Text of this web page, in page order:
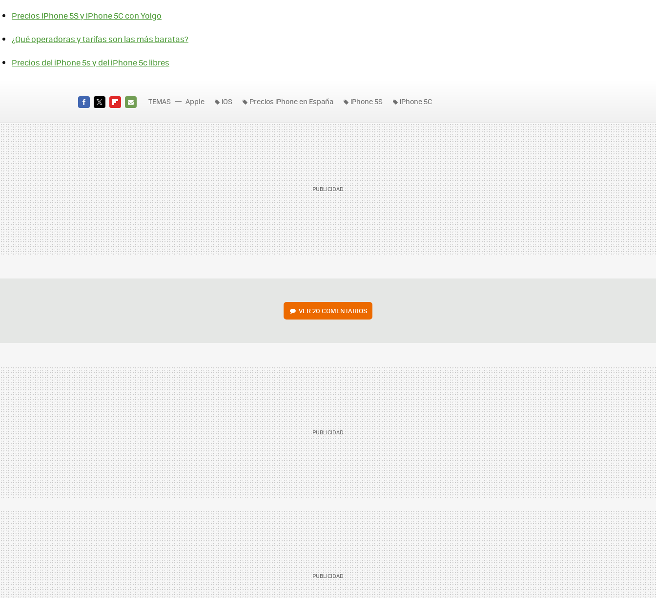
Precios iPhone 5S y iPhone 5C con Yoigo
¿Qué operadoras y tarifas son las más baratas?
Precios del iPhone 5s y del iPhone 5c libres
MAIL
TEMAS Apple iOS Precios iPhone en España iPhone 5S iPhone 5C
VER20 COMENTARIOS